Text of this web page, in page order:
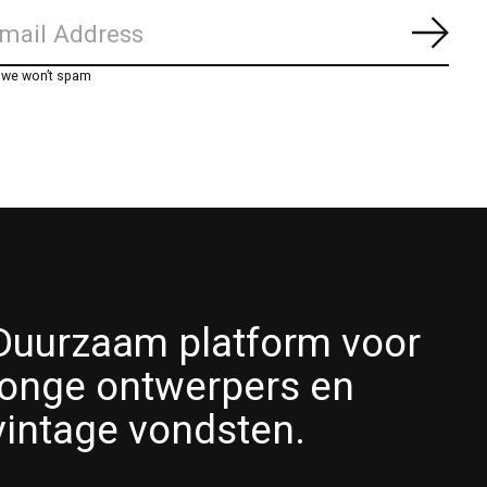
won’t spam
platform voor
ontwerpers en
vondsten.